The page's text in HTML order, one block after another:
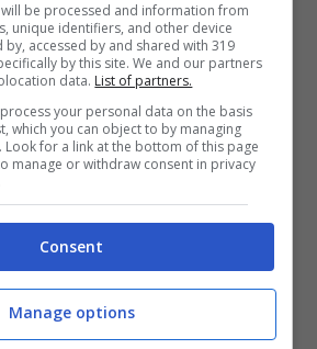
2011 nel film Thor, che lo
nei panni del dio del
lo stesso ruoto prese
The Dark World (2013).
regia di Taika Waititi (2017),
in film come Rush,
il cacciatore e Heart of the
di Moby Dick.
be processed and information from
unique identifiers, and other device
by, accessed by and shared with 319
by this site. We and our partners
data. List of partners.
your personal data on the basis
which you can object to by managing
for a link at the bottom of this page
manage or withdraw consent in privacy
Consent
Manage options